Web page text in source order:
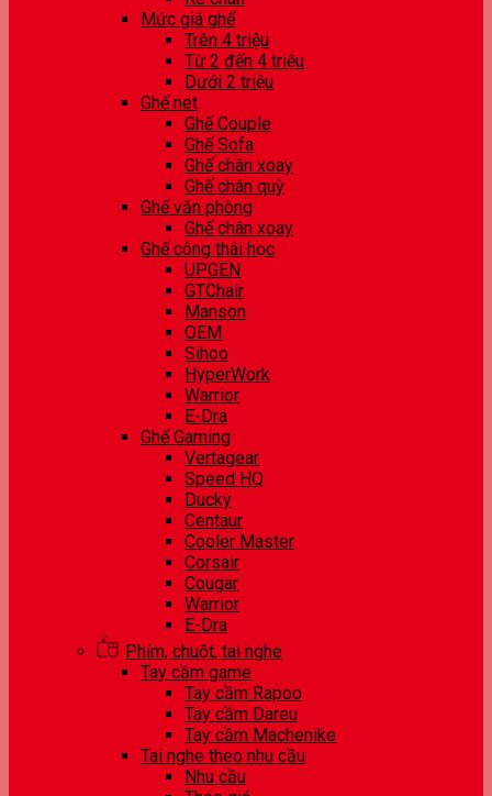
Mức giá ghế
Trên 4 triệu
Từ 2 đến 4 triệu
Dưới 2 triệu
Ghế net
Ghế Couple
Ghế Sofa
Ghế chân xoay
Ghế chân quỳ
Ghế văn phòng
Ghế chân xoay
Ghế công thái học
UPGEN
GTChair
Manson
OEM
Sihoo
HyperWork
Warrior
E-Dra
Ghế Gaming
Vertagear
Speed HQ
Ducky
Centaur
Cooler Master
Corsair
Cougar
Warrior
E-Dra
Phím, chuột, tai nghe
Tay cầm game
Tay cầm Rapoo
Tay cầm Dareu
Tay cầm Machenike
Tai nghe theo nhu cầu
Nhu cầu